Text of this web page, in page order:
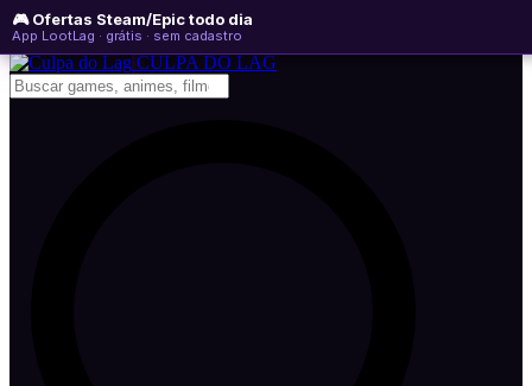
🎮 Ofertas Steam/Epic todo dia
App LootLag · grátis · sem cadastro
sábado, 08 de agosto de 2026 WhatsApp
Newsletter
CULPA DO LAG